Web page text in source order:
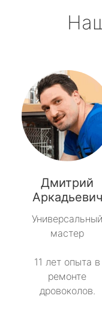
Дмитрий
Аркадьевич
Универсальный
мастер
11 лет опыта в
ремонте
дровоколов.